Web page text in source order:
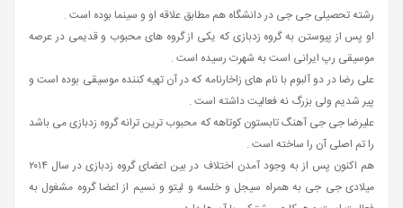
رشته تحصیلی جی جی در دانشگاه هم مطابق علاقه او و سینما بوده است .
او پس از پیوستن به گروه زدبازی که یکی از گروه‌ های محبوب و قدیمی در عرصه
موسیقی رپ ایرانی است به شهرت رسیده است .
علی رضا در دو آلبوم با نام‌ های زاخارنامه که در آن تهیه‌ کننده موسیقی بوده است و
پیر شدیم ولی بزرگ نه فعالیت داشته است .
علیرضا جی جی آهنگ تابستون کوتاهه که محبوب ترین ترانه گروه زدبازی می باشد
را تم اصلی آن را ساخته‌ است .
هم اکنون پس از به وجود آمدن اختلاف در بین اعضای گروه زدبازی در سال ۲۰۱۴
میلادی جی جی به همراه سیجل و خلسه و لیتو و نسیم از اعضا گروه مشغول به